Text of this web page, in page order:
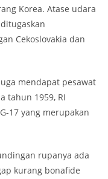
Korea. Atase udara
Cekoslovakia dan
mendapat pesawat
tahun 1959, RI
17 yang merupakan
rupanya ada
kurang bonafide